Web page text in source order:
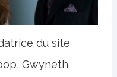
du site
Gwyneth